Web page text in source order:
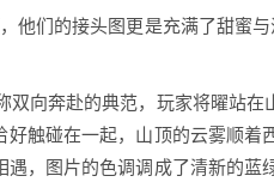
他们的接头图更是充满了甜蜜
双向奔赴的典范，玩家将曜站
触碰在一起，山顶的云雾顺着
，图片的色调调成了清新的蓝